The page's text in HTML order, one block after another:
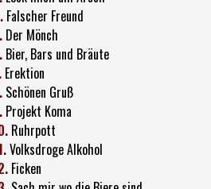
Falscher Freund
Der Mönch
Bier, Bars und Bräute
Erektion
Schönen Gruß
Projekt Koma
Ruhrpott
Volksdroge Alkohol
Ficken